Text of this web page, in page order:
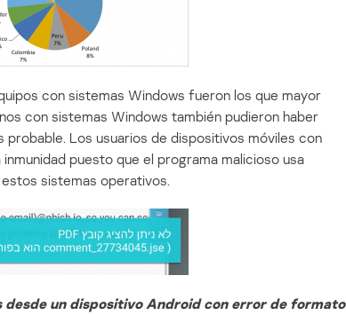
con sistemas Windows fueron los que mayor
con sistemas Windows también pudieron haber
Los usuarios de dispositivos móviles con
puesto que el programa malicioso usa
sistemas operativos.
desde un dispositivo Android con error de formato